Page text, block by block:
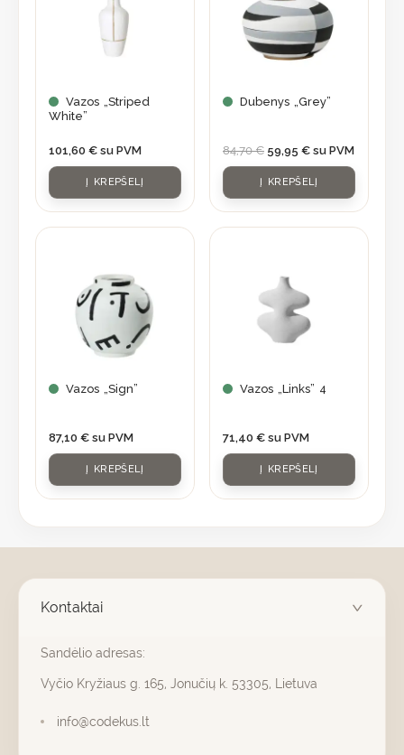
Vazos „Striped
White”
101,60 € su PVM
Į KREPŠELĮ
Dubenys „Grey”
84,70€ 59,95 € su PVM
Į KREPŠELĮ
Vazos „Sign”
87,10 € su PVM
Į KREPŠELĮ
Vazos „Links” 4
71,40 € su PVM
Į KREPŠELĮ
Kontaktai
Sandėlio adresas:
Vyčio Kryžiaus g. 165, Jonučių k. 53305, Lietuva
info@codekus.lt